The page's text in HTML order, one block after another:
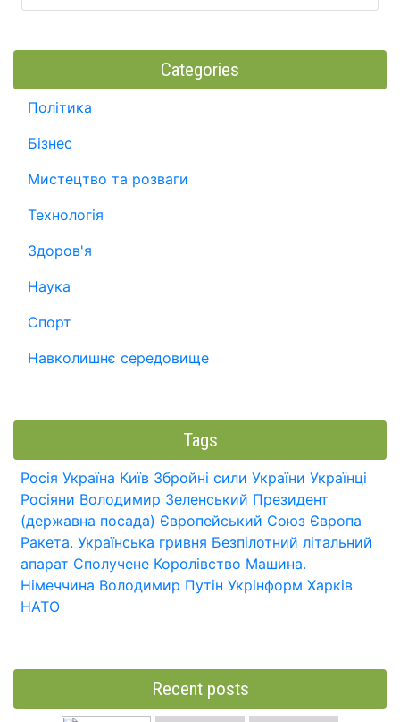
Categories
Політика
Бізнес
Мистецтво та розваги
Технологія
Здоров'я
Наука
Спорт
Навколишнє середовище
Tags
Росія Україна Київ Збройні сили України Українці
Росіяни Володимир Зеленський Президент
(державна посада) Європейський Союз Європа
Ракета. Українська гривня Безпілотний літальний
апарат Сполучене Королівство Машина.
Німеччина Володимир Путін Укрінформ Харків
НАТО
Recent posts